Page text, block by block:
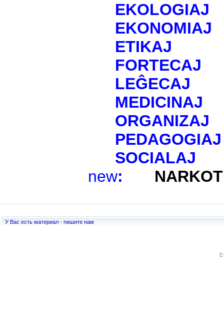
EKOLOGIAJ
EKONOMIAJ
ETIKAJ
FORTECAJ
LEĜECAJ
MEDICINAJ
ORGANIZAJ
PEDAGOGIAJ
SOCIALAJ
new:
У Вас есть материал - пишите нам